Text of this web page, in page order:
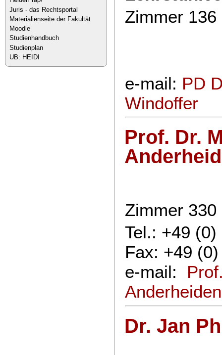
Juris - das Rechtsportal
Materialienseite der Fakultät
Moodle
Studienhandbuch
Studienplan
UB: HEIDI
Zimmer 136
e-mail: PD
Windoffer
Prof. Dr.
Zimmer 330
Tel.: +49
Fax: +49
e-mail:
Anderheiden
Dr. Jan